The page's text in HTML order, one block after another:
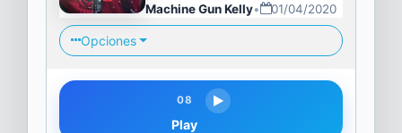
Machine Gun Kelly• 01/04/2020
Opciones
08
Play